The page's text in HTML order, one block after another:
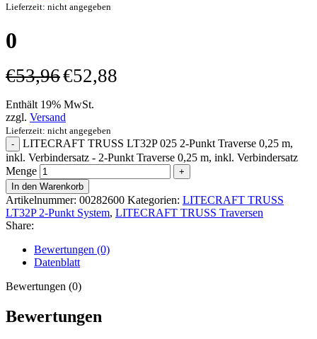
Lieferzeit: nicht angegeben
0
€53,96€52,88
Enthält 19% MwSt.
zzgl. Versand
Lieferzeit: nicht angegeben
LITECRAFT TRUSS LT32P 025 2-Punkt Traverse 0,25 m,
inkl. Verbindersatz - 2-Punkt Traverse 0,25 m, inkl. Verbindersatz
Menge
In den Warenkorb
Artikelnummer: 00282600 Kategorien: LITECRAFT TRUSS
LT32P 2-Punkt System, LITECRAFT TRUSS Traversen
Share:
Bewertungen (0)
Datenblatt
Bewertungen (0)
Bewertungen